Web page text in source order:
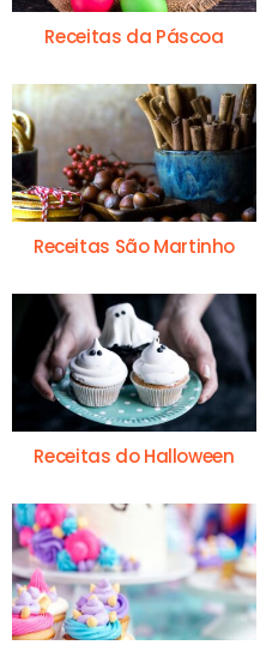
Receitas da Páscoa
Receitas São Martinho
Receitas do Halloween